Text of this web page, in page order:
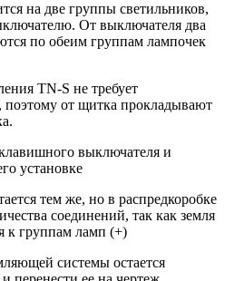
на две группы светильников,
От выключателя два
по обеим группам лампочек
TN-S не требует
поэтому от щитка прокладывают
тем же, но в распредкоробке
соединений, так как земля
к группам ламп (+)
системы остается